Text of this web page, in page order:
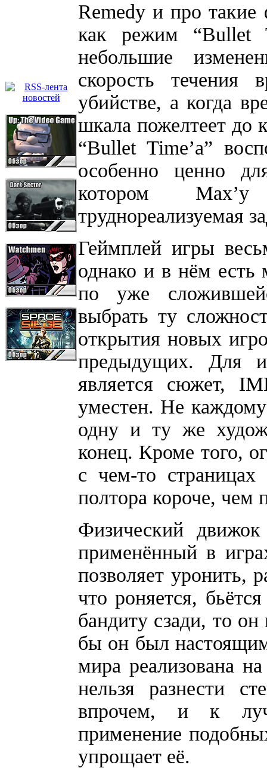
Remedy и про
как режим “Bullet
небольшие
скорость течения
убийстве, а когда
шкала пожелтеет до
“Bullet Time’а”
особенно ценно
котором
труднореализуемая
Геймплей игры
однако и в нём есть
по уже
выбрать ту
открытия новых
предыдущих. Для
является сюжет,
уместен. Не каждому
одну и ту же
конец. Кроме того,
с чем-то страницах
полтора короче, чем
Физический
применённый в
позволяет уронить,
что роняется,
бандиту сзади, то он
бы он был
мира реализована
нельзя разнести
впрочем, и к
применение
упрощает её.